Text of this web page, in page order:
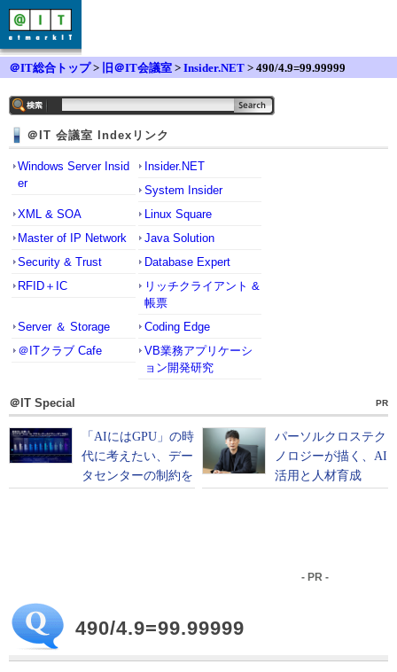
＠IT総合トップ> 旧＠IT会議室 > Insider.NET > 490/4.9=99.99999
＠IT 会議室 Indexリンク
Windows Server Insid
er
Insider.NET
System Insider
XML & SOA
Linux Square
Master of IP Network
Java Solution
Security & Trust
Database Expert
RFID＋IC
リッチクライアント &
帳票
Server ＆ Storage
Coding Edge
＠ITクラブ Cafe
VB業務アプリケーシ
ョン開発研究
＠IT Special PR
- PR -
490/4.9=99.99999